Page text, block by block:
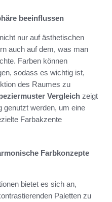
beeinflussen
nur auf ästhetischen
auch auf dem, was man
Farben können
sodass es wichtig ist,
des Raumes zu
Vergleich zeigt
genutzt werden, um eine
Farbakzente
Farbkonzepte
bietet es sich an,
Paletten zu